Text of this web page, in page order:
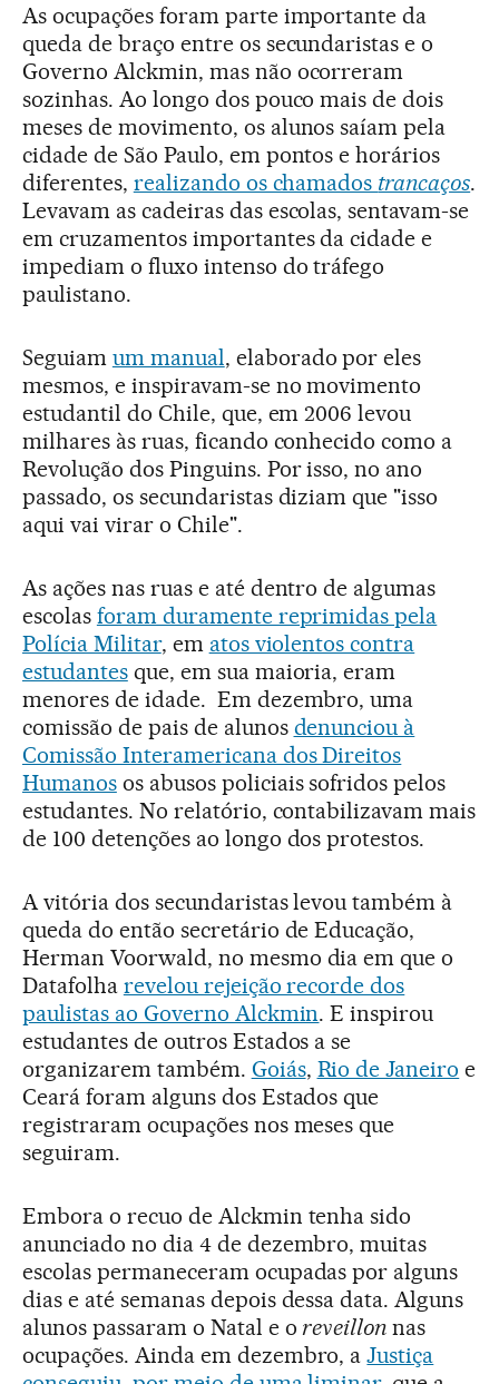
As ocupações foram parte importante da
queda de braço entre os secundaristas e o
Governo Alckmin, mas não ocorreram
sozinhas. Ao longo dos pouco mais de dois
meses de movimento, os alunos saíam pela
cidade de São Paulo, em pontos e horários
diferentes, realizando os chamados trancaços.
Levavam as cadeiras das escolas, sentavam-se
em cruzamentos importantes da cidade e
impediam o fluxo intenso do tráfego
paulistano.
Seguiam um manual, elaborado por eles
mesmos, e inspiravam-se no movimento
estudantil do Chile, que, em 2006 levou
milhares às ruas, ficando conhecido como a
Revolução dos Pinguins. Por isso, no ano
passado, os secundaristas diziam que "isso
aqui vai virar o Chile".
As ações nas ruas e até dentro de algumas
escolas foram duramente reprimidas pela
Polícia Militar, em atos violentos contra
estudantesque, em sua maioria, eram
menores de idade. Em dezembro, uma
comissão de pais de alunos denunciou à
Comissão Interamericana dos Direitos
Humanosos abusos policiais sofridos pelos
estudantes. No relatório, contabilizavam mais
de 100 detenções ao longo dos protestos.
A vitória dos secundaristas levou também à
queda do então secretário de Educação,
Herman Voorwald, no mesmo dia em que o
Datafolha revelou rejeição recorde dos
paulistas ao Governo Alckmin. E inspirou
estudantes de outros Estados a se
organizarem também. Goiás, Rio de Janeiro e
Ceará foram alguns dos Estados que
registraram ocupações nos meses que
seguiram.
Embora o recuo de Alckmin tenha sido
anunciado no dia 4 de dezembro, muitas
escolas permaneceram ocupadas por alguns
dias e até semanas depois dessa data. Alguns
alunos passaram o Natal e o reveillon nas
ocupações. Ainda em dezembro, aJustiça